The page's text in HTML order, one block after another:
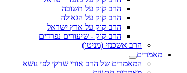
הרב קוק על תשובה
הרב קוק על הגאולה
הרב קוק על ארץ ישראל
הרב קוק - שיעורים נפרדים
הרב אשכנזי (מניטו)
מאמרים
המאמרים של הרב אורי שרקי לפי נושא